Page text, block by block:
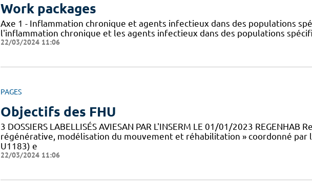
Work packages
Axe 1 - Inflammation chronique et agents infectieux dans des populations
l'inflammation chronique et les agents infectieux dans des populations
22/03/2024 11:06
PAGES
Objectifs des FHU
3 DOSSIERS LABELLISÉS AVIESAN PAR L'INSERM LE 01/01/2023 REGENHAB
régénérative, modélisation du mouvement et réhabilitation » coordonné par le
U1183) e
22/03/2024 11:06